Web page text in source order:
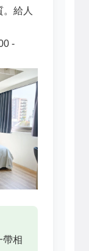
給人
-
帶相